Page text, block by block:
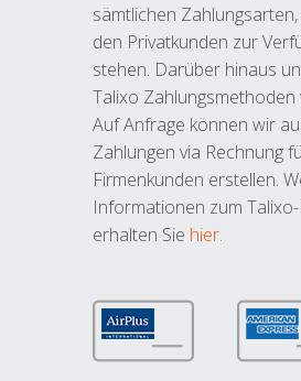
sämtlichen
den Privatkunden zur
stehen. Darüber hinaus
Talixo Zahlungsmethoden
Auf Anfrage können wir
Zahlungen via Rechnung
Firmenkunden erstellen.
Informationen zum
erhalten Sie hier.